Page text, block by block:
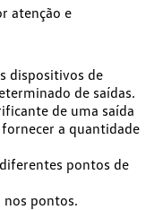
atenção e
dispositivos de
de saídas.
de uma saída
a quantidade
pontos de
pontos.